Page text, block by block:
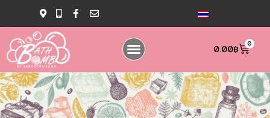
0.00฿ 0